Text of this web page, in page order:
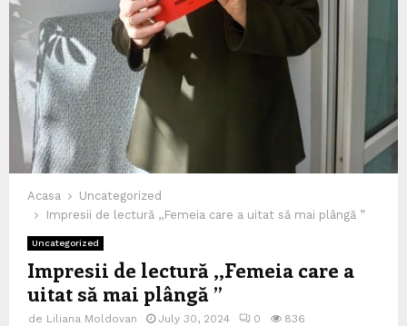
Acasa
Uncategorized
Impresii de lectură ,,Femeia care a uitat să mai plângă ”
Uncategorized
Impresii de lectură ,,Femeia care a
uitat să mai plângă ”
de Liliana Moldovan July 30, 2024 0 836